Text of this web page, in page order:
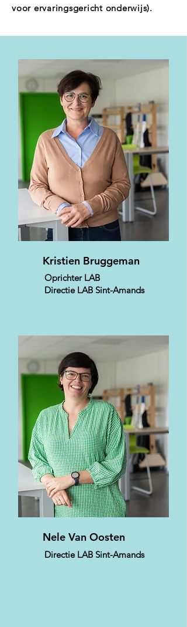
voor ervaringsgericht onderwijs).
Kristien Bruggeman
Oprichter LAB
Directie LAB Sint-Amands
Nele Van Oosten
Directie LAB Sint-Amands